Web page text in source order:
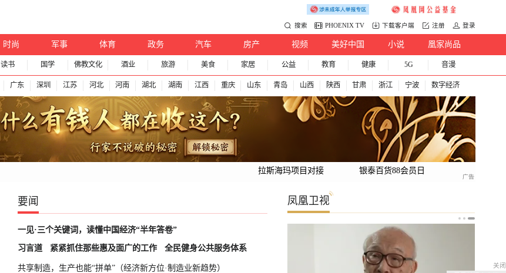
搜索 PHOENIX TV 下载客户端 注册 登录
时尚 军事 体育 政务 汽车 房产 视频 美好中国 小说 凰家尚品
读书 国学 佛教文化 酒业 旅游 美食 家居 公益 教育 健康 5G 音漫
广东 深圳 江苏 河北 河南 湖北 湖南 江西 重庆 山东 青岛 山西 陕西 甘肃 浙江 宁波 数字经济
拉斯海玛项目对接 银泰百货88会员日
要闻
一见·三个关键词，读懂中国经济“半年答卷”
习言道
紧紧抓住那些惠及面广的工作 全民健身公共服务体系
共享制造，生产也能“拼单”（经济新方位·制造业新趋势）
凤凰卫视
关闭